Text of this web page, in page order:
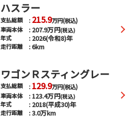
ハスラー
支払総額 215.9万円(税込)
車両本体
207.9万円(税込)
年式 2026(令和8)年
走行距離 6km
ワゴンＲスティングレー
支払総額 129.9万円(税込)
車両本体
123.4万円(税込)
年式 2018(平成30)年
走行距離 3.0万km